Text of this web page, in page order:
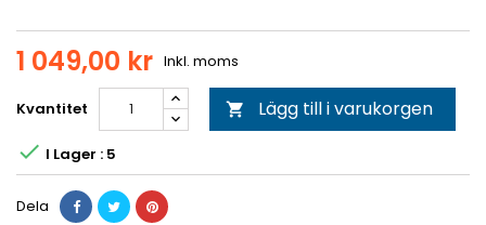
1 049,00 kr Inkl. moms
Kvantitet  Lägg till i varukorgen
 I Lager : 5
Dela